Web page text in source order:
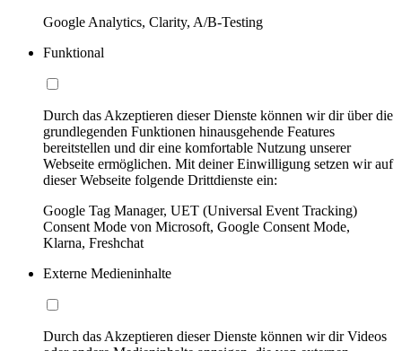
Google Analytics, Clarity, A/B-Testing
Funktional
Durch das Akzeptieren dieser Dienste können wir dir über die
grundlegenden Funktionen hinausgehende Features
bereitstellen und dir eine komfortable Nutzung unserer
Webseite ermöglichen. Mit deiner Einwilligung setzen wir auf
dieser Webseite folgende Drittdienste ein:
Google Tag Manager, UET (Universal Event Tracking)
Consent Mode von Microsoft, Google Consent Mode,
Klarna, Freshchat
Externe Medieninhalte
Durch das Akzeptieren dieser Dienste können wir dir Videos